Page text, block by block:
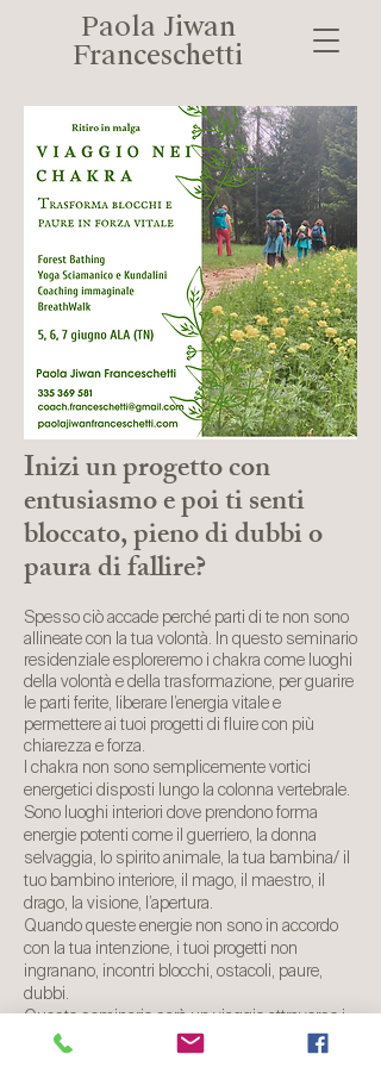
Paola Jiwan
Franceschetti
Inizi un progetto con
entusiasmo e poi ti senti
bloccato, pieno di dubbi o
paura di fallire?
Spesso ciò accade perché parti di te non sono
allineate con la tua volontà. In questo seminario
residenziale esploreremo i chakra come luoghi
della volontà e della trasformazione, per guarire
le parti ferite, liberare l’energia vitale e
permettere ai tuoi progetti di fluire con più
chiarezza e forza.
I chakra non sono semplicemente vortici
energetici disposti lungo la colonna vertebrale.
Sono luoghi interiori dove prendono forma
energie potenti come il guerriero, la donna
selvaggia, lo spirito animale, la tua bambina/ il
tuo bambino interiore, il mago, il maestro, il
drago, la visione, l’apertura.
Quando queste energie non sono in accordo
con la tua intenzione, i tuoi progetti non
ingranano, incontri blocchi, ostacoli, paure,
dubbi.
Questo seminario sarà un viaggio attraverso i
chakra per incontrare queste parti, dialogare
con loro per guarire le emozioni che ti